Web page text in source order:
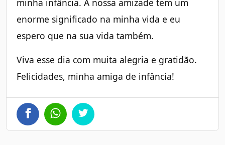
minha infância. A nossa amizade tem um
enorme significado na minha vida e eu
espero que na sua vida também.
Viva esse dia com muita alegria e gratidão.
Felicidades, minha amiga de infância!